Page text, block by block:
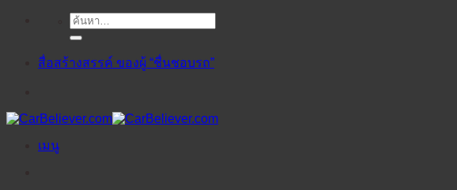
ค้นหา:
สื่อสร้างสรรค์ ของผู้ “ชื่นชอบรถ”
เมนู